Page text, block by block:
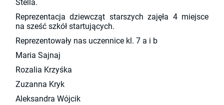
Stella.
Reprezentacja dziewcząt starszych zajęła 4 miejsce
na sześć szkół startujących.
Reprezentowały nas uczennice kl. 7 a i b
Maria Sajnaj
Rozalia Krzyśka
Zuzanna Kryk
Aleksandra Wójcik